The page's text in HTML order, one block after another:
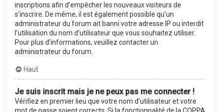
inscriptions afin d’empêcher les nouveaux visiteurs de
s’inscrire. De même, il est également possible qu’un
administrateur du forum ait banni votre adresse IP ou interdit
l’utilisation du nom d’utilisateur que vous souhaitez utiliser.
Pour plus d’informations, veuillez contacter un
administrateur du forum.
Haut
Je suis inscrit mais je ne peux pas me connecter !
Vérifiez en premier lieu que votre nom d’utilisateur et votre
mot de passe soient corrects. Si la fonctionnalité de la COPPA